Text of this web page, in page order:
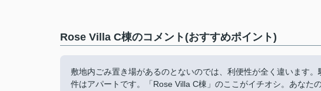
Rose Villa C棟のコメント(おすすめポイント)
敷地内ごみ置き場があるのとないのでは、利便性が全く違います
件はアパートです。「Rose Villa C棟」のここがイチオシ。あなた